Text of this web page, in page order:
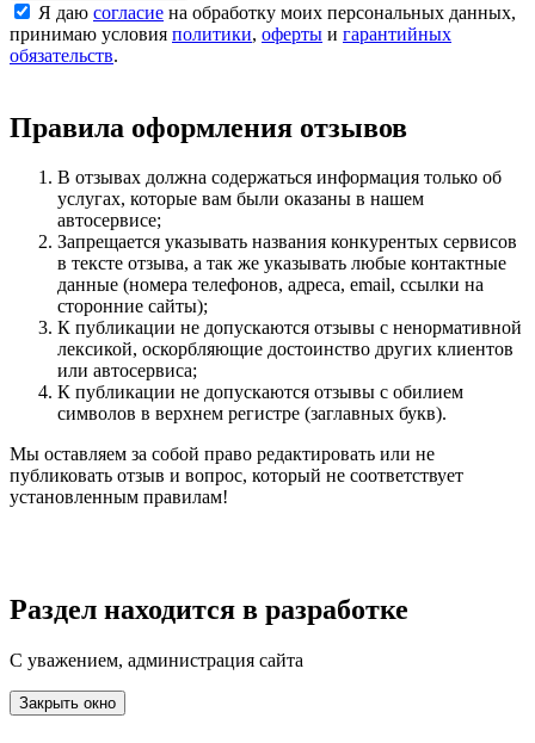
Я даю согласие на обработку моих персональных данных,
принимаю условия политики, оферты и гарантийных
обязательств.
Правила оформления отзывов
В отзывах должна содержаться информация только об
услугах, которые вам были оказаны в нашем
автосервисе;
Запрещается указывать названия конкурентых сервисов
в тексте отзыва, а так же указывать любые контактные
данные (номера телефонов, адреса, email, ссылки на
сторонние сайты);
К публикации не допускаются отзывы с ненормативной
лексикой, оскорбляющие достоинство других клиентов
или автосервиса;
К публикации не допускаются отзывы с обилием
символов в верхнем регистре (заглавных букв).
Мы оставляем за собой право редактировать или не
публиковать отзыв и вопрос, который не соответствует
установленным правилам!
Раздел находится в разработке
С уважением, администрация сайта
Закрыть окно